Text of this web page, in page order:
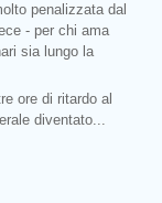
penalizzata dal
- per chi ama
sia lungo la
ore di ritardo al
diventato...